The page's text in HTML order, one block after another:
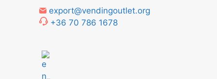
export@vendingoutlet.org
+36 70 786 1678